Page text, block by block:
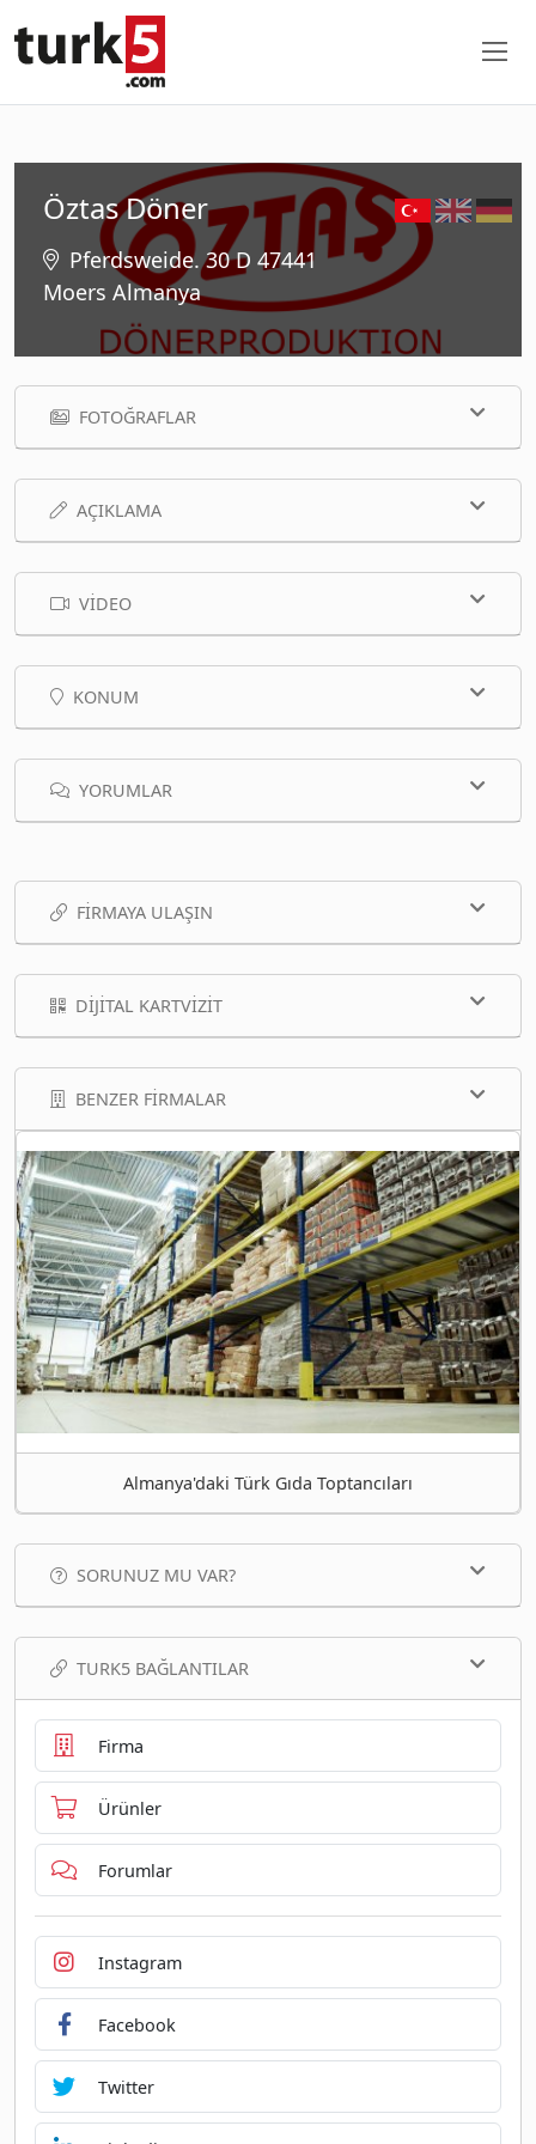
Öztas Döner
Pferdsweide. 30 D 47441
Moers Almanya
FOTOĞRAFLAR
AÇIKLAMA
VIDEO
KONUM
YORUMLAR
FIRMAYA ULAŞIN
DIJITAL KARTVIZIT
BENZER FIRMALAR
Almanya'daki Türk Gıda Toptancıları
SORUNUZ MU VAR?
TURK5 BAĞLANTILAR
Firma
Ürünler
Forumlar
Instagram
Facebook
Twitter